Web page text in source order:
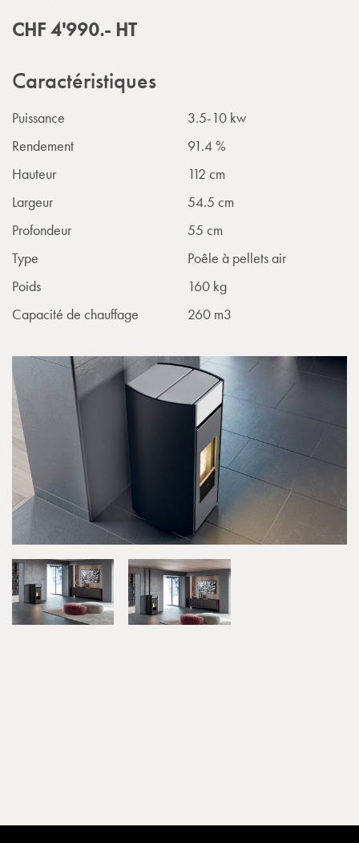
CHF4'990.- HT
Caractéristiques
Puissance
3.5-10 kw
Rendement
91.4 %
Hauteur
112 cm
Largeur
54.5 cm
Profondeur
55 cm
Type
Poêle à pellets air
Poids
160 kg
Capacité de chauffage
260 m3